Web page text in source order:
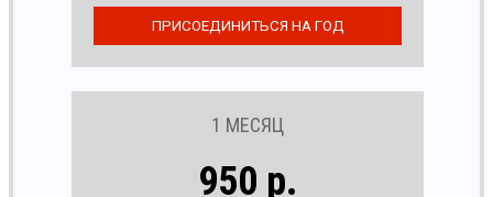
1 МЕСЯЦ
950 р.